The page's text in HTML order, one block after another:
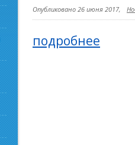
Опубликовано 26 июня 2017,
подробнее